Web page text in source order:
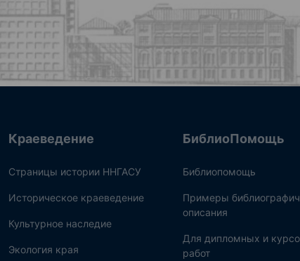
Краеведение
Страницы истории ННГАСУ
Историческое краеведение
Культурное наследие
Экология края
БиблиоПомощь
Библиопомощь
Примеры
описания
Для дипломных и
работ